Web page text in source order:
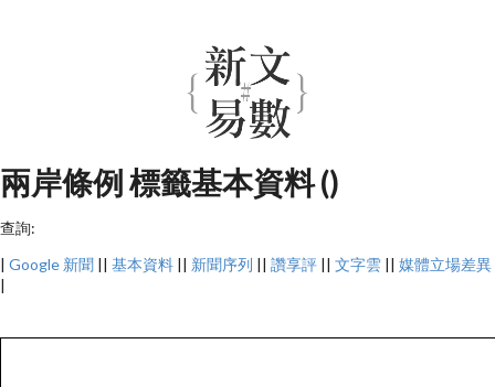
兩岸條例 標籤基本資料 ()
查詢:
| Google 新聞 || 基本資料 || 新聞序列 || 讚享評 || 文字雲 || 媒體立場差異
|